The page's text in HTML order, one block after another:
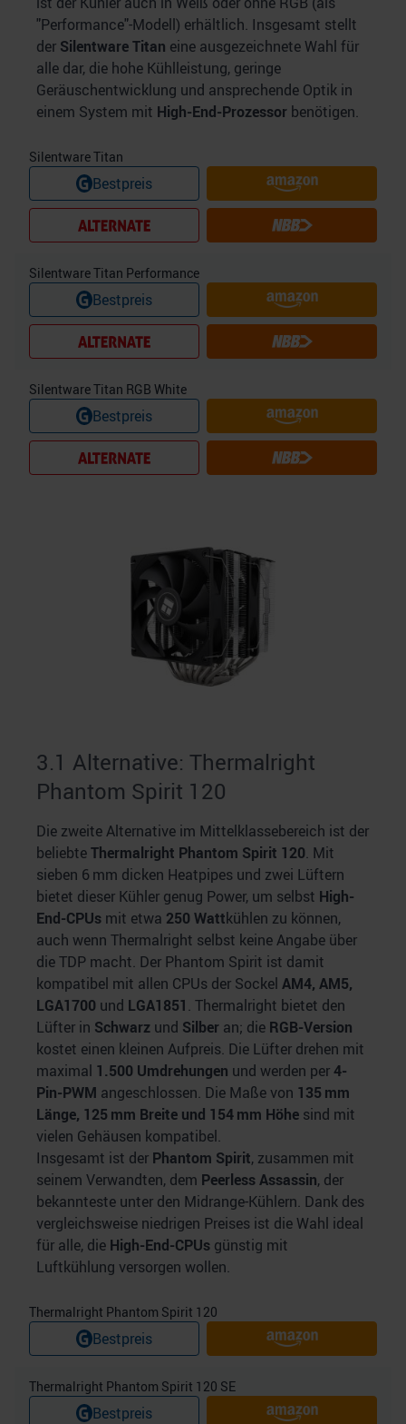
analysieren. Außerdem geben wir Informationen zu Ihrer
Verwendung unserer Website an unsere Partner für
soziale Medien, Werbung und Analysen weiter. Unsere
Partner führen diese Informationen möglicherweise mit
weiteren Daten zusammen, die Sie ihnen bereitgestellt
gesammelt haben.
"Performance"-Modell) erhältlich. Insgesamt stellt
der Silentware Titan eine ausgezeichnete Wahl für
alle dar, die hohe Kühlleistung, geringe
Geräuschentwicklung und ansprechende Optik in
einem System mit High-End-Prozessor benötigen.
Silentware Titan
Bestpreis
Silentware Titan Performance
Bestpreis
Silentware Titan RGB White
Bestpreis
3.1 Alternative: Thermalright
Phantom Spirit 120
Die zweite Alternative im Mittelklassebereich ist der
beliebteThermalright Phantom Spirit 120. Mit
sieben 6 mm dicken Heatpipes und zwei Lüftern
bietet dieser Kühler genug Power, um selbst High-
End-CPUs mit etwa 250 Wattkühlen zu können,
auch wenn Thermalright selbst keine Angabe über
die TDP macht. Der Phantom Spirit ist damit
kompatibel mit allen CPUs der Sockel AM4, AM5,
LGA1700 und LGA1851. Thermalright bietet den
Lüfter in Schwarz und Silber an; die RGB-Version
kostet einen kleinen Aufpreis. Die Lüfter drehen mit
maximal 1.500 Umdrehungen und werden per4-
Pin-PWM angeschlossen. Die Maße von 135 mm
Länge, 125 mm Breite und 154 mm Höhe sind mit
vielen Gehäusen kompatibel.
Insgesamt ist der Phantom Spirit, zusammen mit
seinem Verwandten, dem Peerless Assassin, der
bekannteste unter den Midrange-Kühlern. Dank des
vergleichsweise niedrigen Preises ist die Wahl ideal
für alle, die High-End-CPUs günstig mit
Luftkühlung versorgen wollen.
Thermalright Phantom Spirit 120
Bestpreis
Thermalright Phantom Spirit 120 SE
Bestpreis